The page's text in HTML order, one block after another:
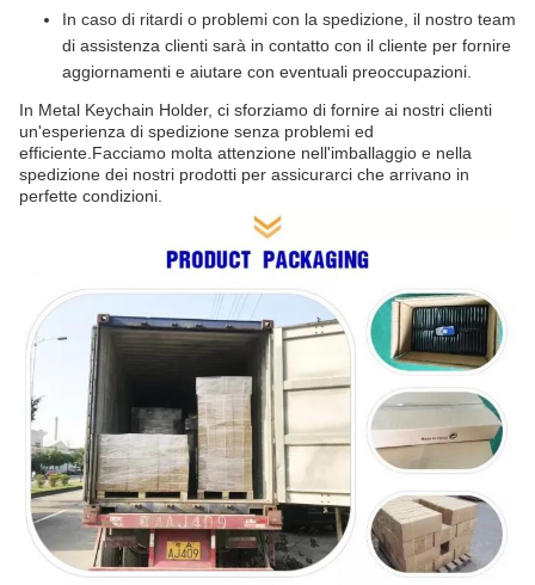
In caso di ritardi o problemi con la spedizione, il nostro team
di assistenza clienti sarà in contatto con il cliente per fornire
aggiornamenti e aiutare con eventuali preoccupazioni.
In Metal Keychain Holder, ci sforziamo di fornire ai nostri clienti
un'esperienza di spedizione senza problemi ed
efficiente.Facciamo molta attenzione nell'imballaggio e nella
spedizione dei nostri prodotti per assicurarci che arrivano in
perfette condizioni.